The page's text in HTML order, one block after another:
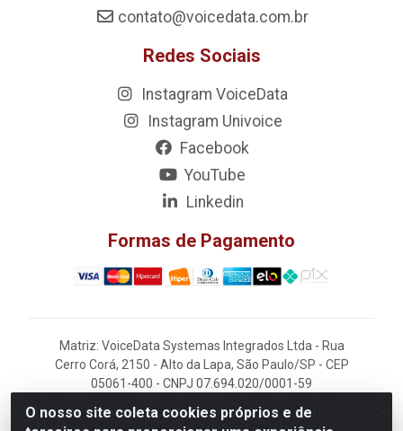
O nosso site coleta cookies próprios e de
contato@voicedata.com.br
Redes Sociais
Instagram VoiceData
Instagram Univoice
Facebook
YouTube
Linkedin
Formas de Pagamento
Matriz: VoiceData Systemas Integrados Ltda - Rua
Cerro Corá, 2150 - Alto da Lapa, São Paulo/SP - CEP
05061-400 - CNPJ 07.694.020/0001-59
Filial: VoiceData - Rua João Kaufmann, 405 -